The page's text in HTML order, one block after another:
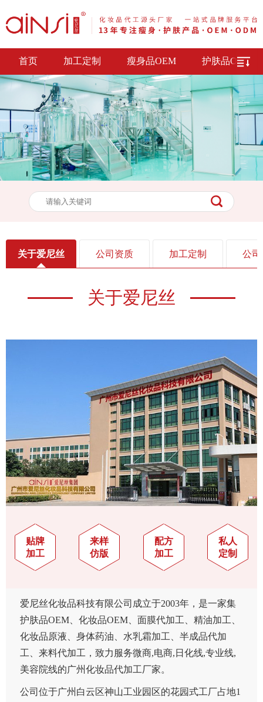
首页 加工定制 瘦身品OEM 护肤品OEM
关于爱尼丝 公司资质 加工定制 公
关于爱尼丝
贴牌
加工
来样
仿版
配方
加工
私人
定制
爱尼丝化妆品科技有限公司成立于2003年，是一家集
护肤品OEM、化妆品OEM、面膜代加工、精油加工、
化妆品原液、身体药油、水乳霜加工、半成品代加
工、来料代加工，致力服务微商,电商,日化线,专业线,
美容院线的广州化妆品代加工厂家。
公司位于广州白云区神山工业园区的花园式工厂占地1